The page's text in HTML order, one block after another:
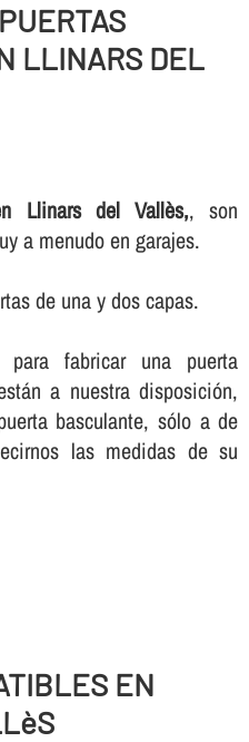
LLINARS DEL
Llinars del Vallès,, son
a menudo en garajes.
de una y dos capas.
para fabricar una puerta
a nuestra disposición,
basculante, sólo a de
las medidas de su
EN